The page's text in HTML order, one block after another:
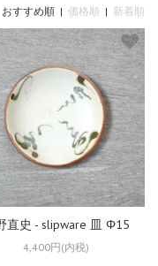
おすすめ順 | 価格順 | 新着順
直史 - slipware 皿 Φ15
4,400円(内税)